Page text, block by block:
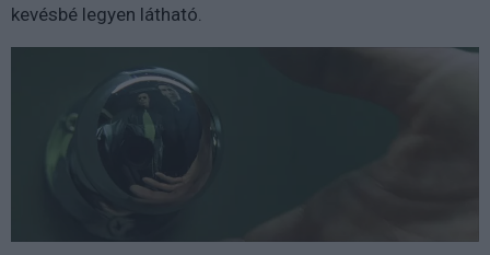
kevésbé legyen látható.